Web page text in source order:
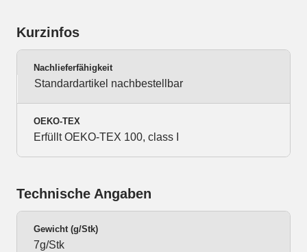
Kurzinfos
Nachlieferfähigkeit
Standardartikel nachbestellbar
OEKO-TEX
Erfüllt OEKO-TEX 100, class I
Technische Angaben
Gewicht (g/Stk)
7g/Stk